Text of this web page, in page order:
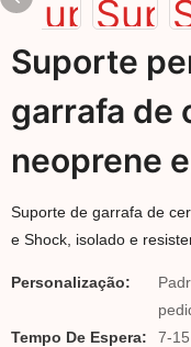
Suporte
garrafa de
neoprene
Suporte de garrafa de
e Shock, isolado e
Personalização:
Tempo De Espera:
7-